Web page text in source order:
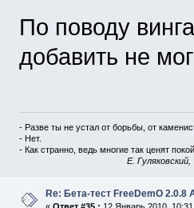
По поводу
добавить не
- Разве ты не устал от борьбы, от
- Нет.
- Как странно, ведь многие так ценят
E.
Re: Бета-тест FreeDemO 2.0.8
« Ответ #35 : 12 Январь 2010,